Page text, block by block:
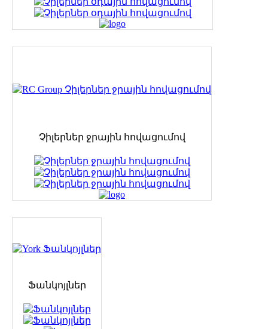
Չիլերներ ջրային հովացումով
Ֆանկոյլներ